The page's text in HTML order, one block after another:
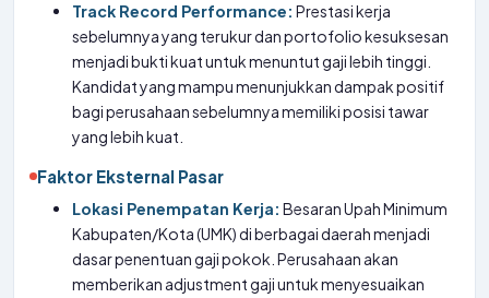
Track Record Performance: Prestasi kerja
sebelumnya yang terukur dan portofolio kesuksesan
menjadi bukti kuat untuk menuntut gaji lebih tinggi.
Kandidat yang mampu menunjukkan dampak positif
bagi perusahaan sebelumnya memiliki posisi tawar
yang lebih kuat.
Faktor Eksternal Pasar
Lokasi Penempatan Kerja: Besaran Upah Minimum
Kabupaten/Kota (UMK) di berbagai daerah menjadi
dasar penentuan gaji pokok. Perusahaan akan
memberikan adjustment gaji untuk menyesuaikan